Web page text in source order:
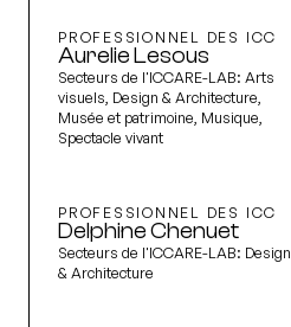
PROFESSIONNEL DES ICC
Aurelie Lesous
Secteurs de l'ICCARE-LAB: Arts
visuels, Design & Architecture,
Musée et patrimoine, Musique,
Spectacle vivant
PROFESSIONNEL DES ICC
Delphine Chenuet
Secteurs de l'ICCARE-LAB: Design
& Architecture